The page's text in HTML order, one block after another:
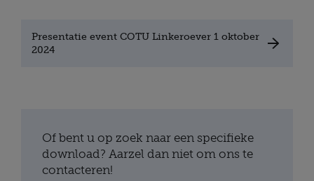
Presentatie event COTU Linkeroever 1 oktober
2024
Of bent u op zoek naar een specifieke
download? Aarzel dan niet om ons te
contacteren!